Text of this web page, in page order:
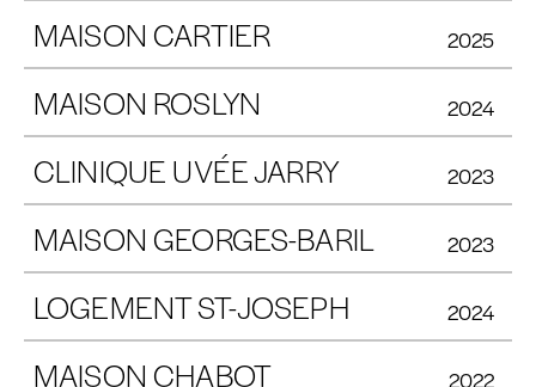
MAISON CARTIER 2025
MAISON ROSLYN 2024
CLINIQUE UVÉE JARRY 2023
MAISON GEORGES-BARIL 2023
LOGEMENT ST-JOSEPH 2024
MAISON CHABOT 2022